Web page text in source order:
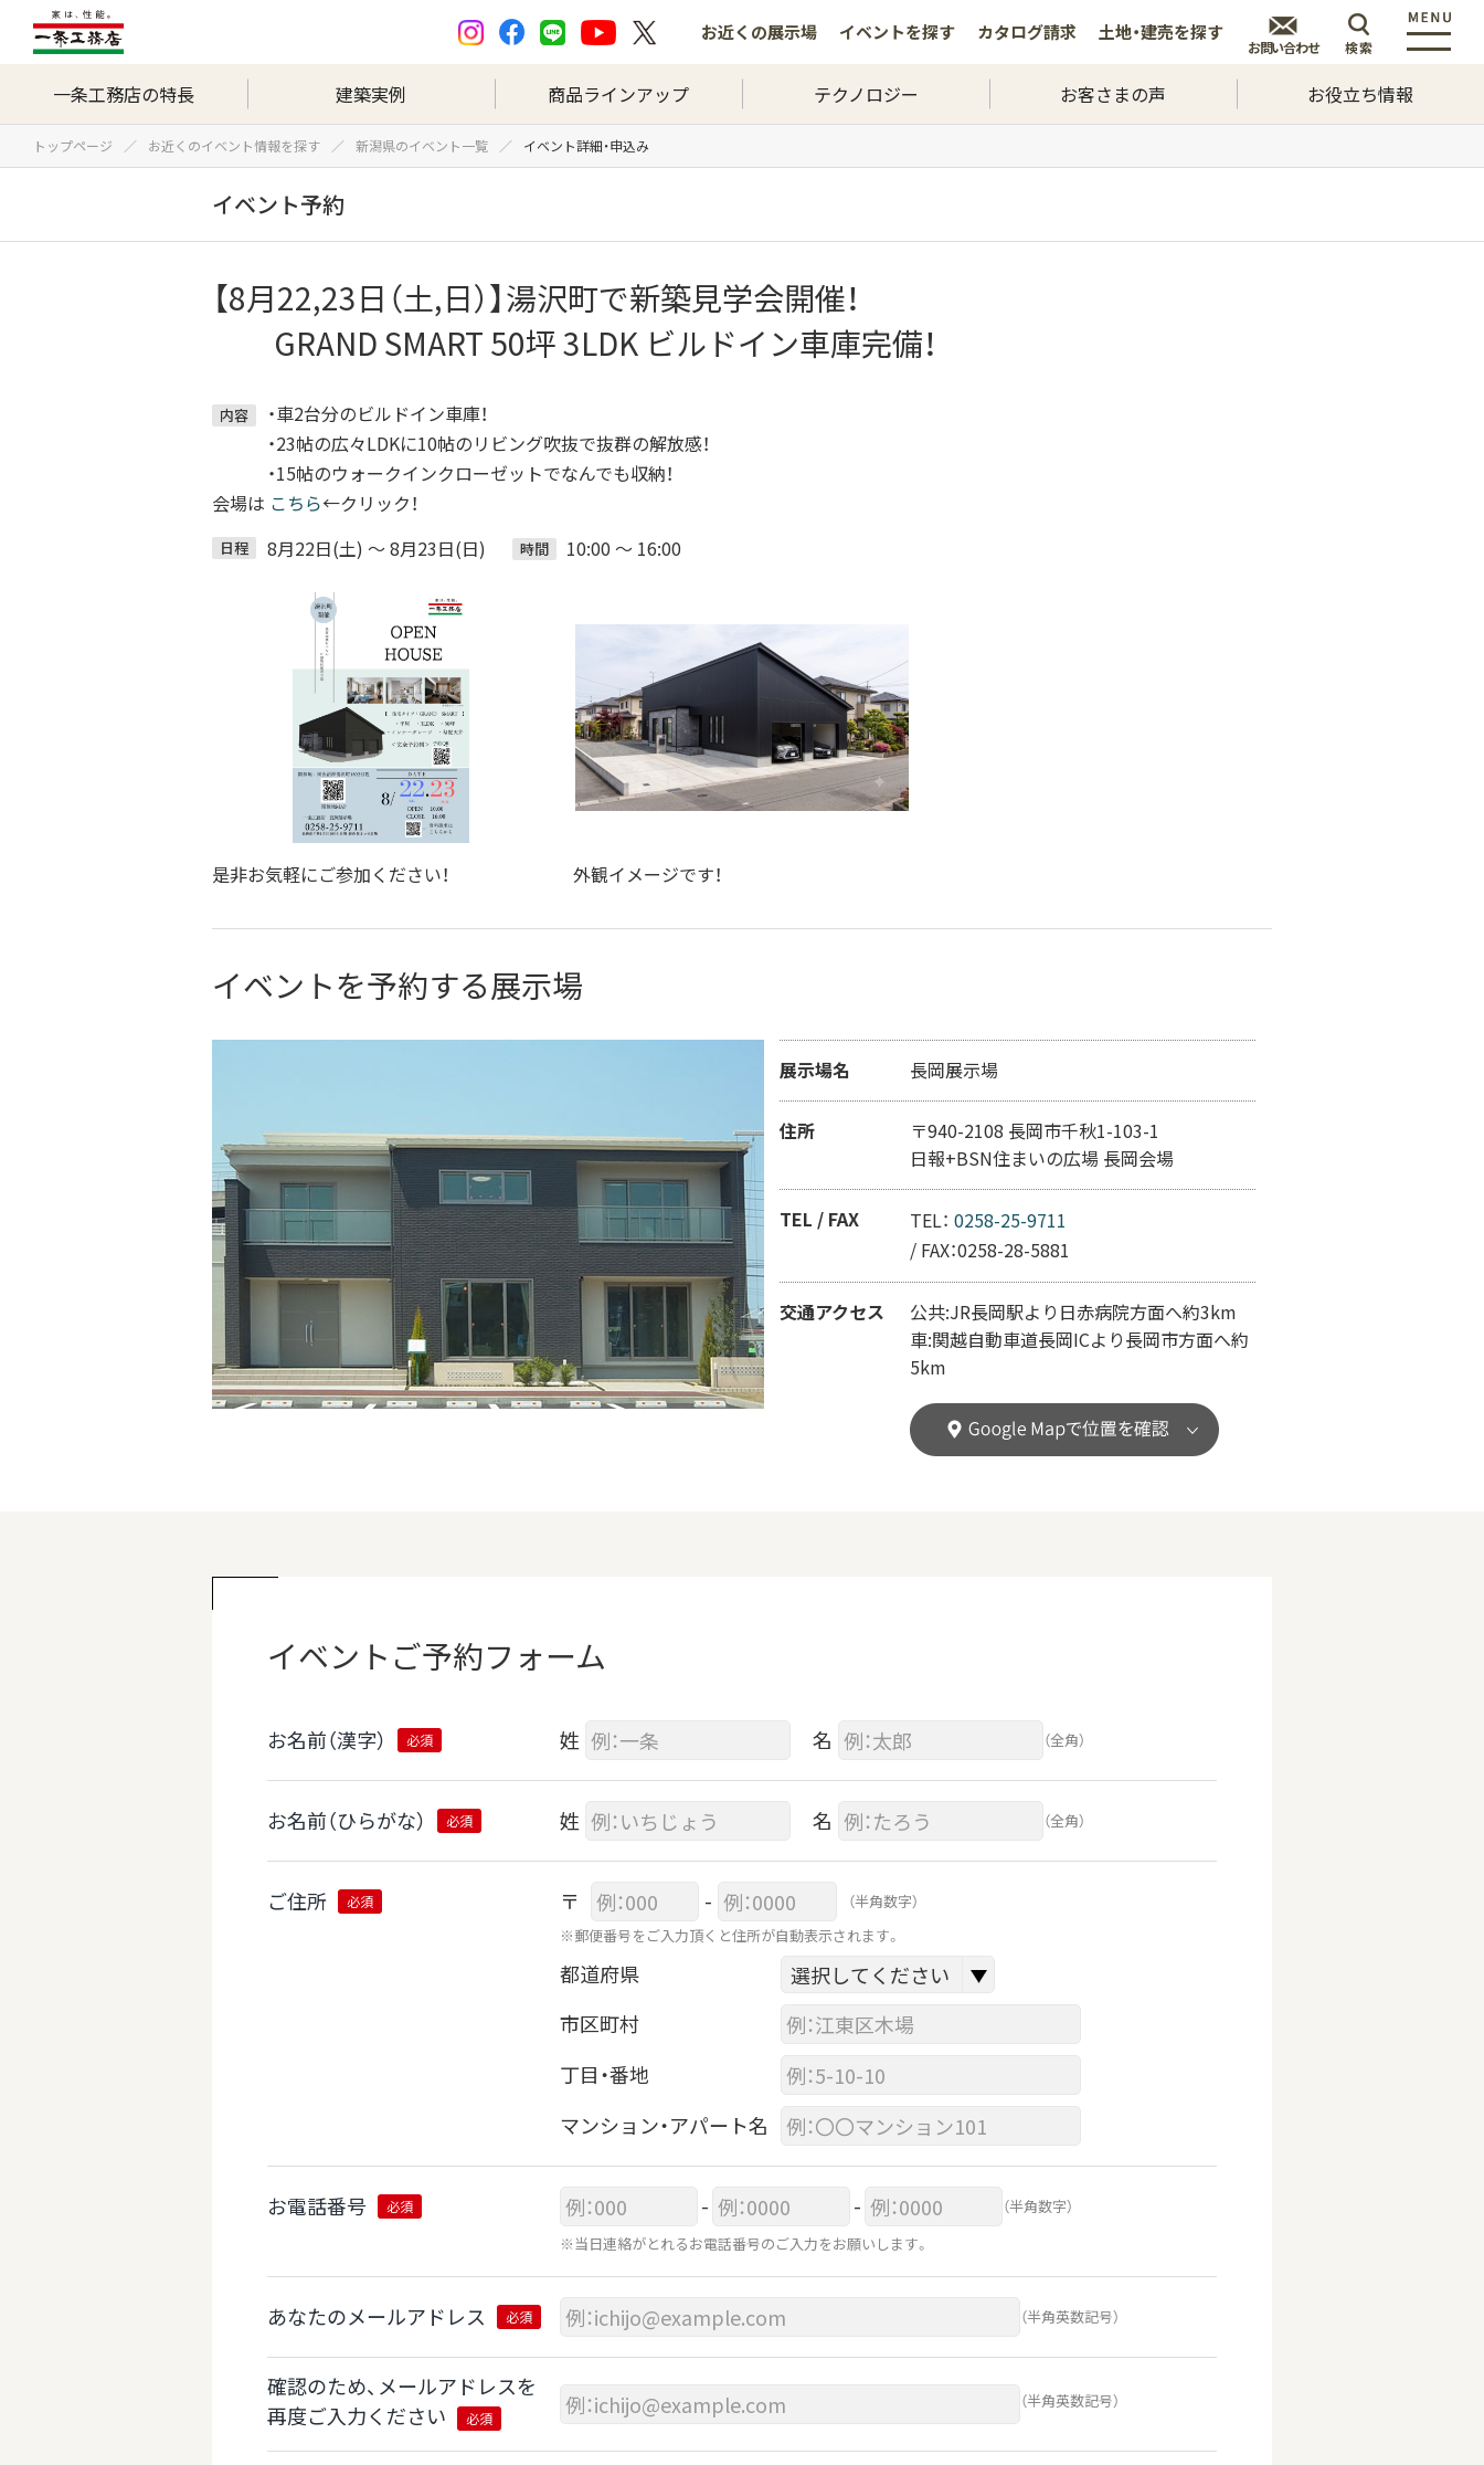
お近くの展示場 イベントを探す カタログ請求 土地・建売を探す
お問い合わせ 検索
一条工務店の特長 建築実例 商品ラインアップ テクノロジー お客さまの声 お役立ち情報
トップページ お近くのイベント情報を探す 新潟県のイベント一覧 イベント詳細・申込み
イベント予約
【8月22,23日（土,日）】湯沢町で新築見学会開催！
GRAND SMART 50坪 3LDK ビルドイン車庫完備！
内容
・車2台分のビルドイン車庫！
・23帖の広々LDKに10帖のリビング吹抜で抜群の解放感！
・15帖のウォークインクローゼットでなんでも収納！
会場は こちら←クリック！
日程 8月22日(土) ～ 8月23日(日) 時間 10:00 ～ 16:00
是非お気軽にご参加ください！ 外観イメージです！
イベントを予約する展示場
展示場名 長岡展示場
住所
〒940-2108 長岡市千秋1-103-1
日報+BSN住まいの広場 長岡会場
TEL / FAX TEL：0258-25-9711
/ FAX：0258-28-5881
交通アクセス
公共:JR長岡駅より日赤病院方面へ約3km
車:関越自動車道長岡ICより長岡市方面へ約
5km
イベント ご予約フォーム
お名前（漢字） 必須 姓 名 （全角）
お名前（ひらがな） 必須 姓 名 （全角）
ご住所 必須 〒 -
（半角数字）
※郵便番号をご入力頂くと住所が自動表示されます。
都道府県
市区町村
丁目・番地
マンション・アパート名
お電話番号 必須 - -
（半角数字）
※当日連絡がとれるお電話番号のご入力をお願いします。
あなたのメールアドレス 必須 （半角英数記号）
確認のため、メールアドレスを
再度ご入力ください
必須
（半角英数記号）